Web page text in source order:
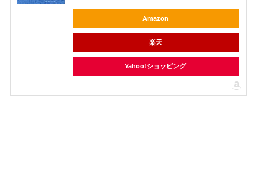
Amazon
楽天
Yahoo!ショッピング